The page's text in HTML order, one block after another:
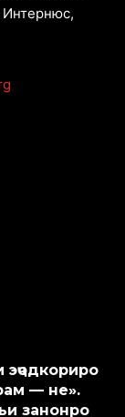
Интернюс,
эҷодкориро
— не».
занонро